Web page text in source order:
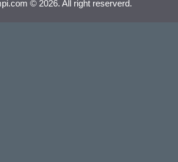
© 2026. All right reserverd.